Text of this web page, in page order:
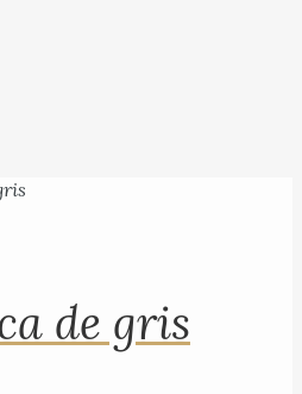
de gris